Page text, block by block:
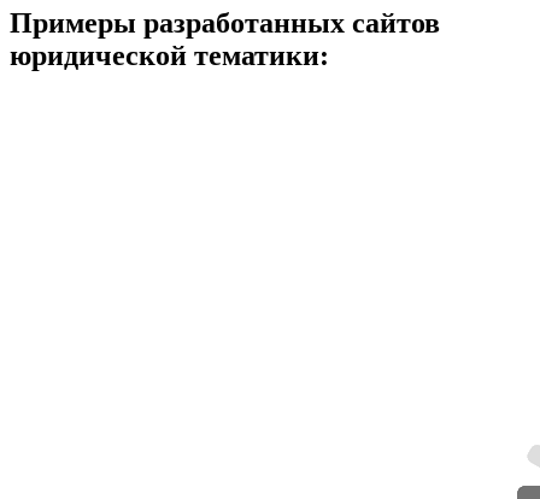
Примеры разработанных сайтов
юридической тематики: